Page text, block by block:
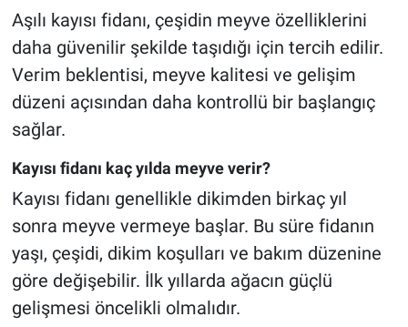
Aşılı kayısı fidanı, çeşidin meyve özelliklerini
daha güvenilir şekilde taşıdığı için tercih edilir.
Verim beklentisi, meyve kalitesi ve gelişim
düzeni açısından daha kontrollü bir başlangıç
sağlar.
Kayısı fidanı kaç yılda meyve verir?
Kayısı fidanı genellikle dikimden birkaç yıl
sonra meyve vermeye başlar. Bu süre fidanın
yaşı, çeşidi, dikim koşulları ve bakım düzenine
göre değişebilir. İlk yıllarda ağacın güçlü
gelişmesi öncelikli olmalıdır.